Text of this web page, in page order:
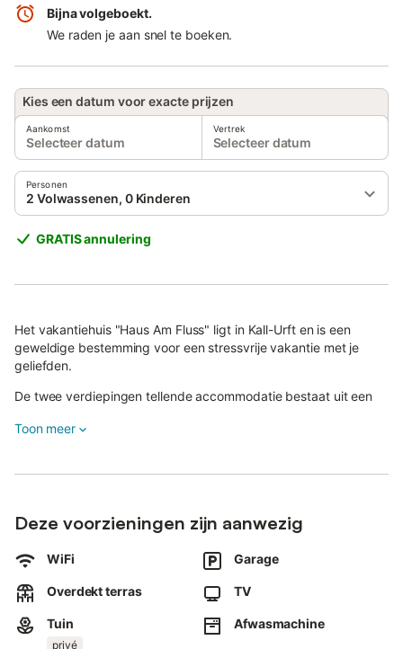
Bijna volgeboekt.
We raden je aan snel te boeken.
Kies een datum voor exacte prijzen
Aankomst
Selecteer datum
Vertrek
Selecteer datum
Personen
2 Volwassenen, 0 Kinderen
GRATIS annulering
Het vakantiehuis "Haus Am Fluss" ligt in Kall-Urft en is een
geweldige bestemming voor een stressvrije vakantie met je
geliefden.
De twee verdiepingen tellende accommodatie bestaat uit een
badkamer en is geschikt voor 6 personen.
voor videogesprekken), een werkruimte voor thuiskantoor, een
Smart TV met streamingdiensten, een vaatwasser en een
wasmachine.
Deze accommodatie heeft een eigen buitenruimte met een tuin,
een overdekt terras en een barbecue.
Er is een snackbar en een restaurant direct naast het
vakantiehuis.
Toon meer
Deze voorzieningen zijn aanwezig
WiFi Garage
Overdekt terras TV
Tuin
privé
Afwasmachine